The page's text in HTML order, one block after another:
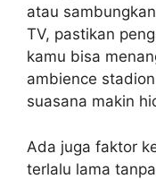
atau
TV, pastikan
kamu bisa
ambience
suasana makin
Ada juga faktor
terlalu lama